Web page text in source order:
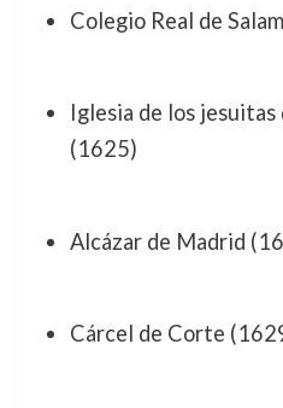
Colegio Real de
Iglesia de los
(1625)
Alcázar de Madrid
Cárcel de Corte